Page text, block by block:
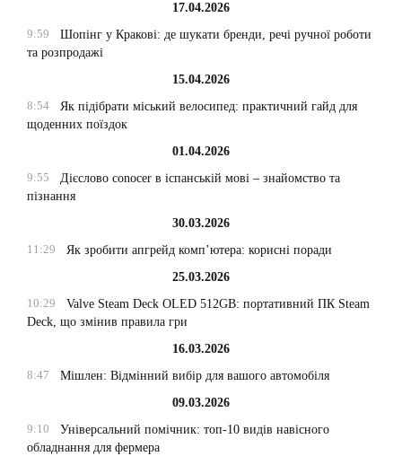
17.04.2026
9:59
Шопінг у Кракові: де шукати бренди, речі ручної роботи
та розпродажі
15.04.2026
8:54
Як підібрати міський велосипед: практичний гайд для
щоденних поїздок
01.04.2026
9:55
Дієслово conocer в іспанській мові – знайомство та
пізнання
30.03.2026
11:29
Як зробити апгрейд комп’ютера: корисні поради
25.03.2026
10:29
Valve Steam Deck OLED 512GB: портативний ПК Steam
Deck, що змінив правила гри
16.03.2026
8:47
Мішлен: Відмінний вибір для вашого автомобіля
09.03.2026
9:10
Універсальний помічник: топ-10 видів навісного
обладнання для фермера